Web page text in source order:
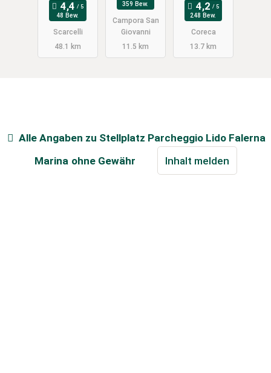
48 Bew.
Scarcelli
48.1 km
359 Bew.
Campora San
Giovanni
11.5 km
248 Bew.
Coreca
13.7 km
Alle Angaben zu Stellplatz Parcheggio Lido Falerna
Marina ohne Gewähr Inhalt melden